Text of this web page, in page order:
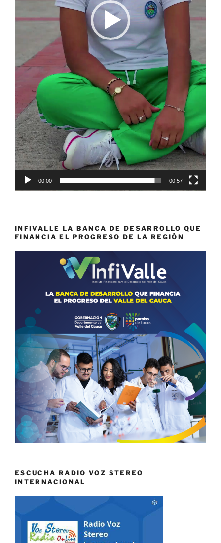
00:00 00:57
INFIVALLE LA BANCA DE DESARROLLO QUE
FINANCIA EL PROGRESO DE LA REGIÓN
ESCUCHA RADIO VOZ STEREO
INTERNACIONAL